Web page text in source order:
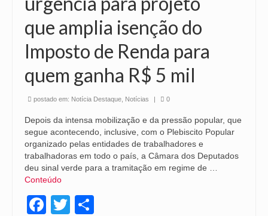
que amplia isenção do
Imposto de Renda para
quem ganha R$ 5 mil
postado em: Notícia Destaque Notícias | 0
Depois da intensa mobilização e da pressão popular, que
segue acontecendo, inclusive, com o Plebiscito Popular
organizado pelas entidades de trabalhadores e
trabalhadoras em todo o país, a Câmara dos Deputados
deu sinal verde para a tramitação em regime de …
Conteúdo
Facebook
Twitter